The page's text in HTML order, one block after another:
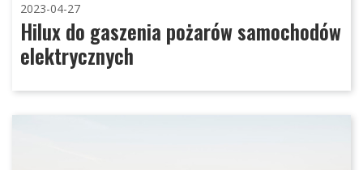
2023-04-27
Hilux do gaszenia pożarów samochodów
elektrycznych